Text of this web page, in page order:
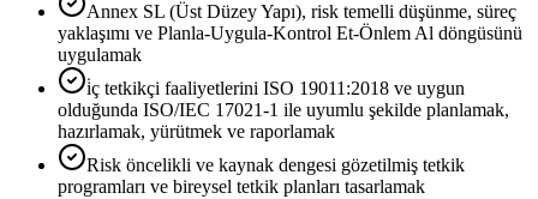
Annex SL (Üst Düzey Yapı), risk temelli düşünme, süreç
yaklaşımı ve Planla-Uygula-Kontrol Et-Önlem Al döngüsünü
uygulamak
i̇ç tetkikçi faaliyetlerini ISO 19011:2018 ve uygun
olduğunda ISO/IEC 17021-1 ile uyumlu şekilde planlamak,
hazırlamak, yürütmek ve raporlamak
Risk öncelikli ve kaynak dengesi gözetilmiş tetkik
programları ve bireysel tetkik planları tasarlamak